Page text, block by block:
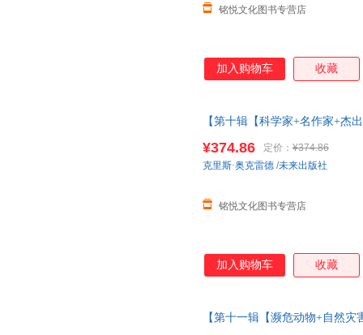
铭悦文化图书专营店
加入购物车 收藏
【第十辑【科学家+名作家+杰
明】
¥374.86 定价： ¥374.86
铭悦文化图书专营店
克里斯·奥克雷德 /未来出版社
加入购物车 收藏
【第十一辑【濒危动物+自然